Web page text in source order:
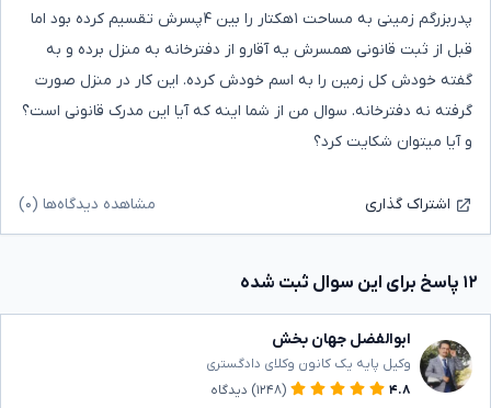
پدربزرگم زمینی به مساحت ۱هکتار را بین ۴پسرش تقسیم کرده بود اما
قبل از ثبت قانونی همسرش یه آقارو از دفترخانه به منزل برده و به
گفته خودش کل زمین را به اسم خودش کرده. این کار در منزل صورت
گرفته نه دفترخانه. سوال من از شما اینه که آیا این مدرک قانونی است؟
و آیا میتوان شکایت کرد؟
اشتراک گذاری مشاهده دیدگاه‌ها (۰)
۱۲ پاسخ برای این سوال ثبت شده
ابوالفضل جهان بخش
وکیل پایه یک کانون وکلای دادگستری
۴.۸
(۱۲۴۸) دیدگاه